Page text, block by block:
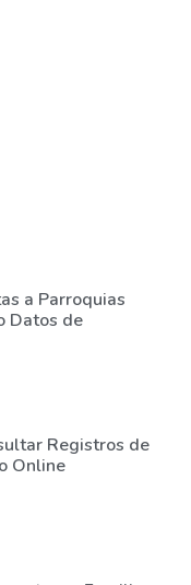
a Parroquias
Datos de
Registros de
Online